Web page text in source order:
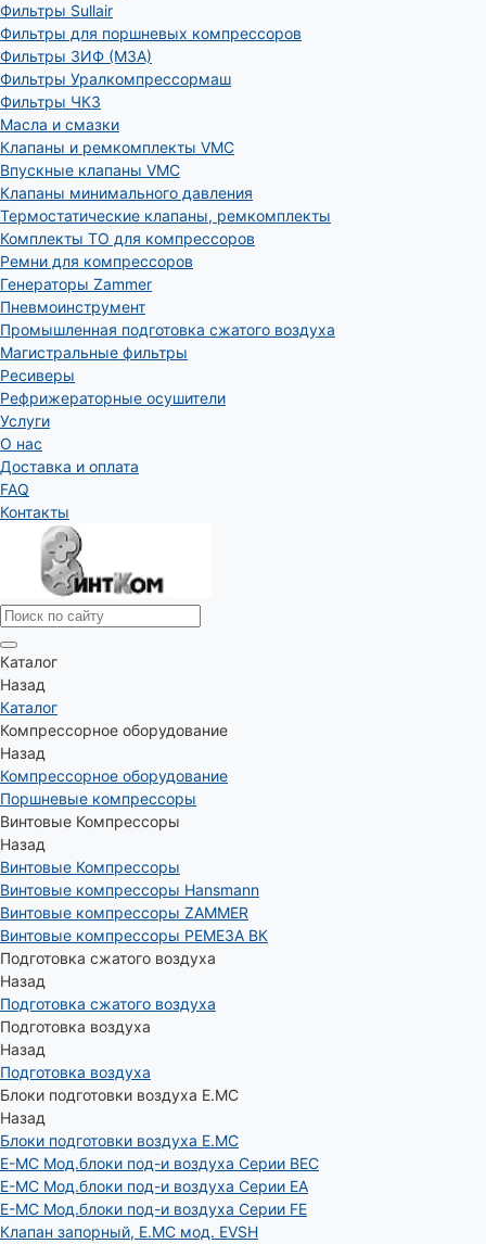
Фильтры Sullair
Фильтры для поршневых компрессоров
Фильтры ЗИФ (МЗА)
Фильтры Уралкомпрессормаш
Фильтры ЧКЗ
Масла и смазки
Клапаны и ремкомплекты VMC
Впускные клапаны VMC
Клапаны минимального давления
Термостатические клапаны, ремкомплекты
Комплекты ТО для компрессоров
Ремни для компрессоров
Генераторы Zammer
Пневмоинструмент
Промышленная подготовка сжатого воздуха
Магистральные фильтры
Ресиверы
Рефрижераторные осушители
Услуги
О нас
Доставка и оплата
FAQ
Контакты
Каталог
Назад
Каталог
Компрессорное оборудование
Назад
Компрессорное оборудование
Поршневые компрессоры
Винтовые Компрессоры
Назад
Винтовые Компрессоры
Винтовые компрессоры Hansmann
Винтовые компрессоры ZAMMER
Винтовые компрессоры РЕМЕЗА ВК
Подготовка сжатого воздуха
Назад
Подготовка сжатого воздуха
Подготовка воздуха
Назад
Подготовка воздуха
Блоки подготовки воздуха E.MC
Назад
Блоки подготовки воздуха E.MC
E-MC Мод.блоки под-и воздуха Серии BEC
E-MC Мод.блоки под-и воздуха Серии EA
E-MC Мод.блоки под-и воздуха Серии FE
Клапан запорный, E.MC мод. EVSH